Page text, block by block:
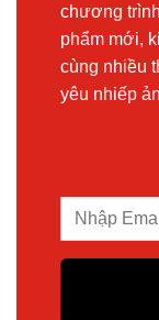
chương
phẩm mới,
cùng nhiều
yêu nhiếp